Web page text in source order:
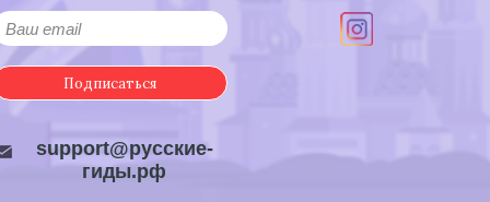
Подписаться
support@русские-
гиды.рф